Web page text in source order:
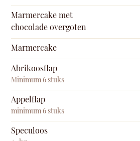
Marmercake met
chocolade overgoten
Marmercake
Abrikoosflap
Minimum 6 stuks
Appelflap
minimum 6 stuks
Speculoos